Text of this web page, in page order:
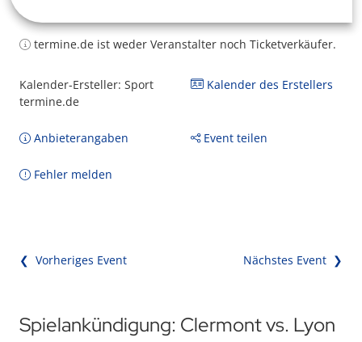
termine.de ist weder Veranstalter noch Ticketverkäufer.
Kalender-Ersteller: Sport
termine.de
Kalender des Erstellers
Anbieterangaben Event teilen
Fehler melden
❮ Vorheriges Event Nächstes Event ❯
Spielankündigung: Clermont vs. Lyon